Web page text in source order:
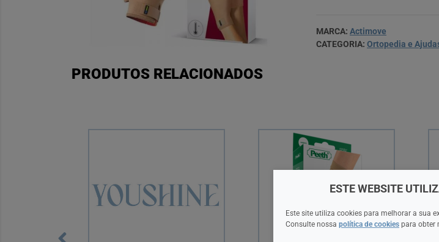
MARCA: Actimove
CATEGORIA: Ortopedia e
PRODUTOS RELACIONADOS
ESTE WEBSITE
Este site utiliza cookies para melhorar a sua
Consulte nossa política de cookies para obter